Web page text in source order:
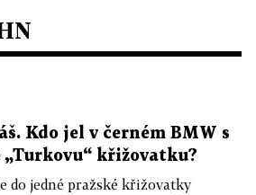
Kdo jel v černém BMW s
„Turkovu“ křižovatku?
do jedné pražské křižovatky